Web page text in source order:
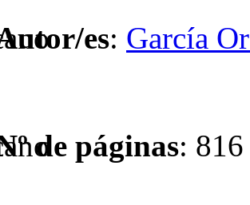
es: García
de páginas: 816